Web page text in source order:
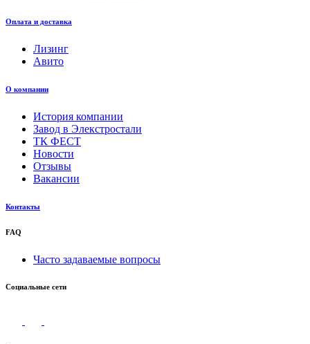
Оплата и доставка
Лизинг
Авито
О компании
История компании
Завод в Элекстростали
ТК ФЕСТ
Новости
Отзывы
Вакансии
Контакты
FAQ
Часто задаваемые вопросы
Социальные сети